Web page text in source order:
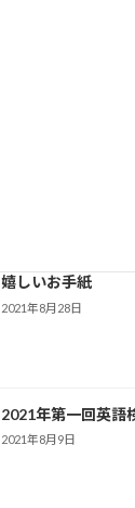
嬉しいお手紙
2021年8月28日
2021年第一回英語
2021年8月9日